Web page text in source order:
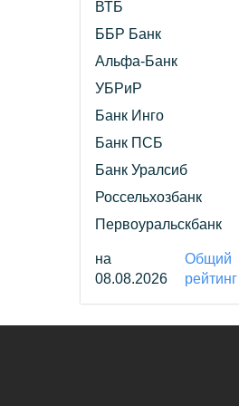
ВТБ
ББР Банк
Альфа-Банк
УБРиР
Банк Инго
Банк ПСБ
Банк Уралсиб
Россельхозбанк
Первоуральскбанк
на
08.08.2026
Общий
рейтинг